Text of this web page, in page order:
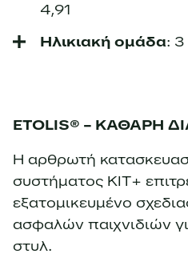
4,91
Ηλικιακή ομάδα:
ETOLIS® – ΚΑΘΑΡΗ
Η αρθρωτή
συστήματος KIT+
εξατομικευμένο
ασφαλών παιχνιδιών
στυλ.